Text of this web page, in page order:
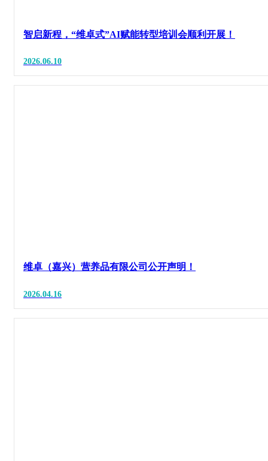
智启新程，“维卓式”AI赋能转型培训会顺利开展！
2026.06.10
维卓（嘉兴）营养品有限公司公开声明！
2026.04.16